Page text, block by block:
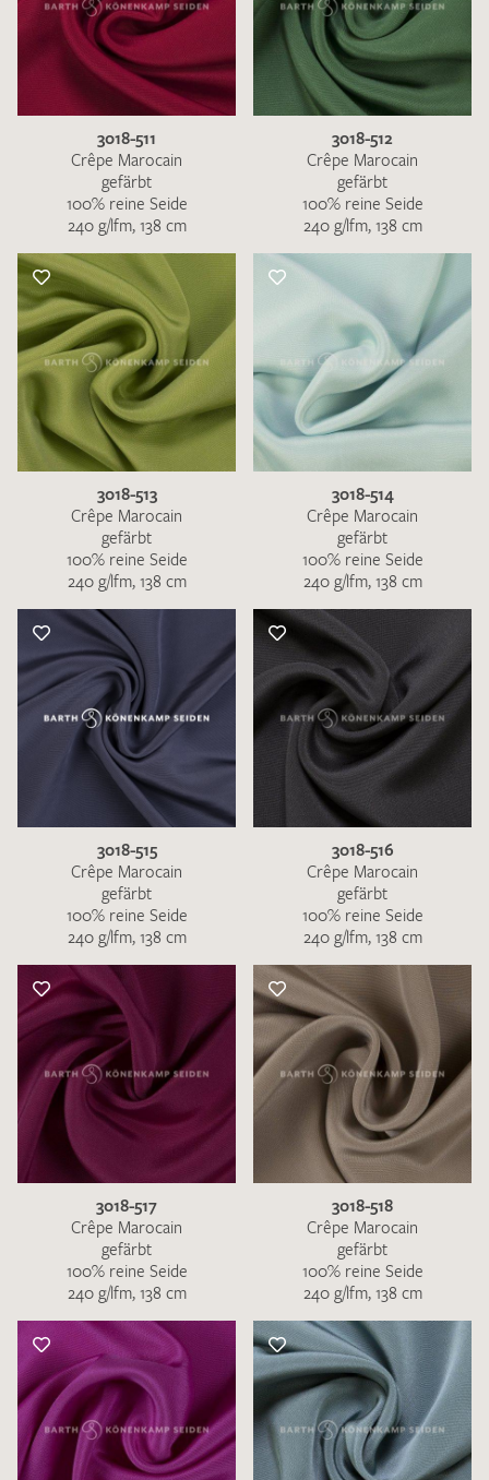
3018-511
Crêpe Marocain
gefärbt
100% reine Seide
240 g/lfm, 138 cm
3018-512
Crêpe Marocain
gefärbt
100% reine Seide
240 g/lfm, 138 cm
3018-513
Crêpe Marocain
gefärbt
100% reine Seide
240 g/lfm, 138 cm
3018-514
Crêpe Marocain
gefärbt
100% reine Seide
240 g/lfm, 138 cm
3018-515
Crêpe Marocain
gefärbt
100% reine Seide
240 g/lfm, 138 cm
3018-516
Crêpe Marocain
gefärbt
100% reine Seide
240 g/lfm, 138 cm
3018-517
Crêpe Marocain
gefärbt
100% reine Seide
240 g/lfm, 138 cm
3018-518
Crêpe Marocain
gefärbt
100% reine Seide
240 g/lfm, 138 cm